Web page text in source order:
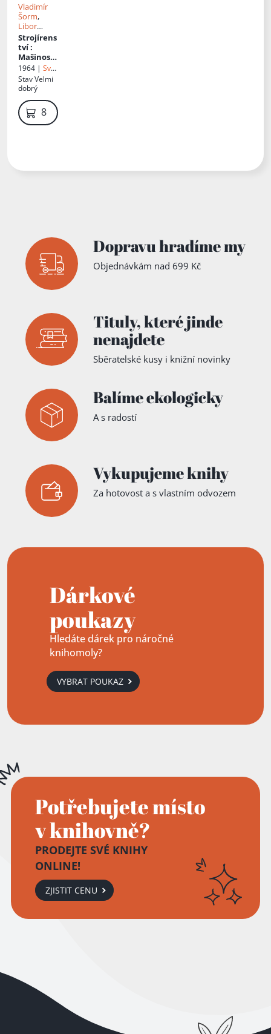
Vladimír
Šorm,
Libor
Mašek,
Vlasta
Mašková
Strojírens
tví:
Mašinostr
ojenije
1964 | Svět
sovětů
StavVelmi
dobrý
89 Kč
Dopravu hradíme my
Objednávkám nad 699 Kč
Tituly,které jinde
nenajdete
Sběratelské kusy i knižní novinky
Balíme ekologicky
A s radostí
Vykupujeme knihy
Za hotovost a s vlastním odvozem
Dárkové
poukazy
Hledáte dárek pro náročné
knihomoly?
VYBRAT POUKAZ
Potřebujete místo
v knihovně?
PRODEJTE SVÉ KNIHY
ONLINE!
ZJISTIT CENU